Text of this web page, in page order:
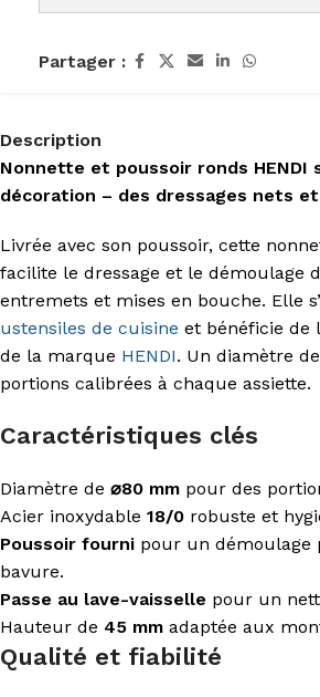
Partager :
Description
Nonnette et poussoir ronds HENDI
décoration – des dressages nets
Livrée avec son poussoir, cette
facilite le dressage et le démoulage
entremets et mises en bouche. Elle
ustensiles de cuisine et bénéficie de
de la marque HENDI. Un diamètre
portions calibrées à chaque assiette.
Caractéristiques clés
Diamètre de ⌀80 mm pour des
Acier inoxydable 18/0 robuste et
Poussoir fourni pour un démoulage
bavure.
Passe au lave-vaisselle pour un
Hauteur de 45 mm adaptée aux
Qualité et fiabilité